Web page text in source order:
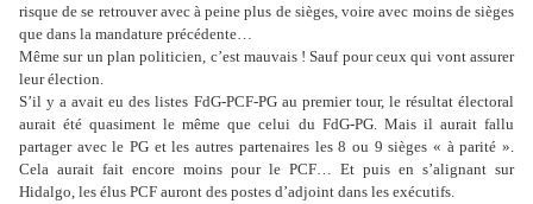
risque de se retrouver avec à peine plus de sièges, voire avec moins de sièges
que dans la mandature précédente…
Même sur un plan politicien, c’est mauvais ! Sauf pour ceux qui vont assurer
leur élection.
S’il y a avait eu des listes FdG-PCF-PG au premier tour, le résultat électoral
aurait été quasiment le même que celui du FdG-PG. Mais il aurait fallu
partager avec le PG et les autres partenaires les 8 ou 9 sièges « à parité ».
Cela aurait fait encore moins pour le PCF… Et puis en s’alignant sur
Hidalgo, les élus PCF auront des postes d’adjoint dans les exécutifs.